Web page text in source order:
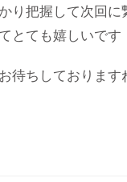
り把握して次回
とても嬉しいです
待ちしておりま